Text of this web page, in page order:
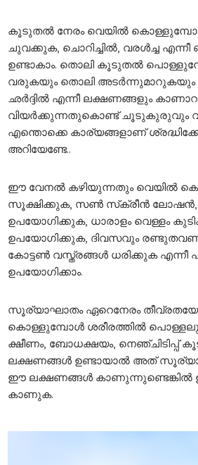
കൂടുതല്‍ നേരം വെയില്‍
ചുവക്കുക, ചൊറിച്ചില്‍, വരള്‍ച്ച
ഉണ്ടാകാം. തൊലി കൂടുതല്‍
വരുകയും തൊലി അടര്‍ന്നുമാറുകയും
ഛര്‍ദ്ദില്‍ എന്നീ ലക്ഷണങ്ങളും
വിയര്‍ക്കുന്നതുകൊണ്ട് ചൂടുകുരുവും
എന്തൊക്കെ കാര്യങ്ങളാണ്
അറിയേണ്ടേ..
ഈ വേനല്‍ കഴിയുന്നതും വെയില്‍
സൂക്ഷിക്കുക, സണ്‍ സ്‌ക്രീന്‍
ഉപയോഗിക്കുക, ധാരാളം വെള്ളം
ഉപയോഗിക്കുക, ദിവസവും
കോട്ടണ്‍ വസ്ത്രങ്ങള്‍ ധരിക്കുക എന്നീ
ഉപയോഗിക്കാം.
സൂര്യാഘാതം ഏറെനേരം
കൊള്ളുമ്പോള്‍ ശരീരത്തില്‍
ക്ഷീണം, ബോധക്ഷയം, നെഞ്ചിടിപ്പ്
ലക്ഷണങ്ങള്‍ ഉണ്ടായാല്‍ അത്
ഈ ലക്ഷണങ്ങള്‍ കാണുന്നുണ്ടെങ്കില്‍
കാണുക.